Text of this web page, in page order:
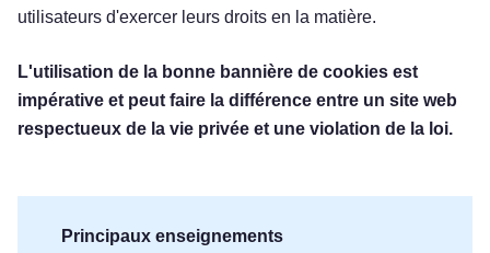
utilisateurs d'exercer leurs droits en la matière.
L'utilisation de la bonne bannière de cookies est
impérative et peut faire la différence entre un site web
respectueux de la vie privée et une violation de la loi.
Principaux enseignements